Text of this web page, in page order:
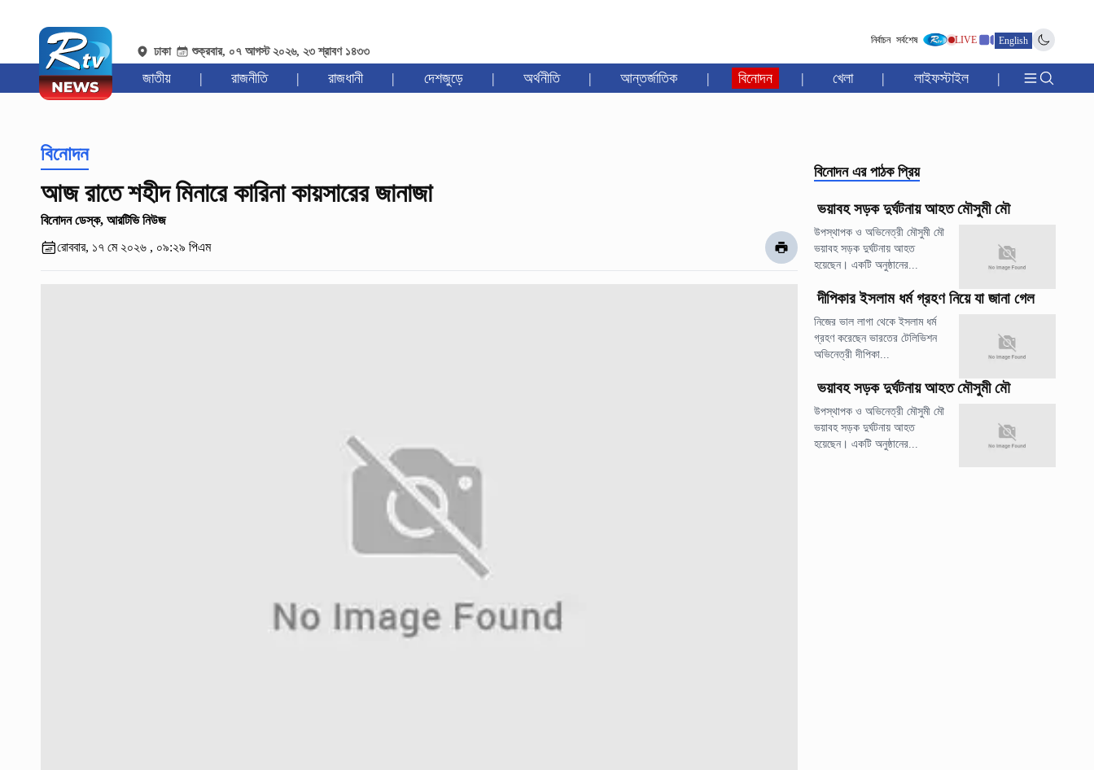
ঢাকা শুক্রবার, ০৭ আগস্ট ২০২৬, ২৩ শ্রাবণ ১৪৩৩
নির্বাচন সর্বশেষ LIVE English
জাতীয় | রাজনীতি | রাজধানী | দেশজুড়ে | অর্থনীতি | আন্তর্জাতিক | বিনোদন | খেলা | লাইফস্টাইল |
বিনোদন
আজ রাতে শহীদ মিনারে কারিনা কায়সারের জানাজা
বিনোদন ডেস্ক, আরটিভি নিউজ
রোববার, ১৭ মে ২০২৬ , ০৯:২৯ পিএম
বিনোদন এর পাঠক প্রিয়
ভয়াবহ সড়ক দুর্ঘটনায় আহত মৌসুমী মৌ
উপস্থাপক ও অভিনেত্রী মৌসুমী মৌ
ভয়াবহ সড়ক দুর্ঘটনায় আহত
হয়েছেন। একটি অনুষ্ঠানের...
দীপিকার ইসলাম ধর্ম গ্রহণ নিয়ে যা জানা গেল
নিজের ভাল লাগা থেকে ইসলাম ধর্ম
গ্রহণ করেছেন ভারতের টেলিভিশন
অভিনেত্রী দীপিকা...
ভয়াবহ সড়ক দুর্ঘটনায় আহত মৌসুমী মৌ
উপস্থাপক ও অভিনেত্রী মৌসুমী মৌ
ভয়াবহ সড়ক দুর্ঘটনায় আহত
হয়েছেন। একটি অনুষ্ঠানের...